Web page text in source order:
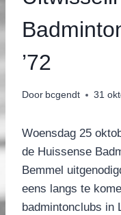
’72
Door bcgendt 31
Woensdag 25
de Huissense
Bemmel
eens langs te
badmintonclubs in